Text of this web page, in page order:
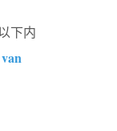
下内